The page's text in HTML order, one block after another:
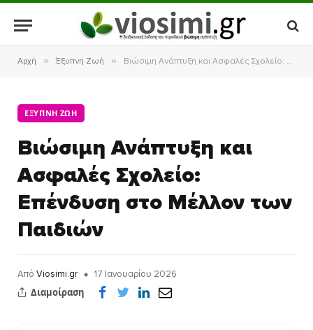
Αρχή » Έξυπνη Ζωή » Βιώσιμη Ανάπτυξη και Ασφαλές Σχολείο: Επένδυση στο Μέλλον των Παιδιών
ΈΞΥΠΝΗ ΖΩΉ
Βιώσιμη Ανάπτυξη και
Ασφαλές Σχολείο:
Επένδυση στο Μέλλον των
Παιδιών
Από Viosimi.gr
17 Ιανουαρίου 2026
Διαμοίραση